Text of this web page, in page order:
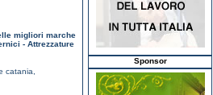
migliori marche
- Attrezzature
catania
Sponsor